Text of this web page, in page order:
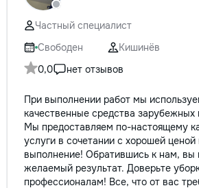
Частный специалист
Свободен
Кишинёв
0,0
нет отзывов
При выполнении работ мы
качественные средства зарубежных
Мы предоставляем по-настоящему
услуги в сочетании с хорошей
выполнение! Обратившись к нам, вы
желаемый результат. Доверьте
профессионалам! Все, что от вас